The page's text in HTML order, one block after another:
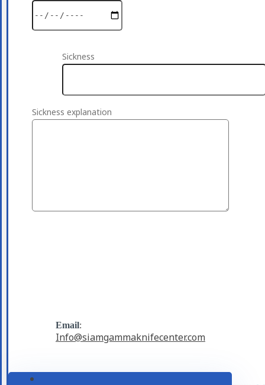
Sickness
Sickness explanation
Email:
Info@siamgammaknifecenter.com